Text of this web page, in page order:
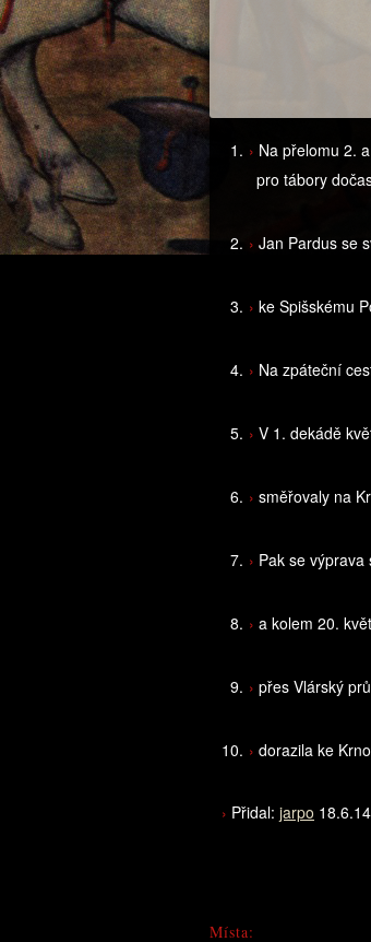
Na přelomu 2.
pro tábory
Jan Pardus se
ke Spišskému
Na zpáteční
V 1. dekádě
směřovaly na
Pak se výprava
a kolem 20.
přes Vlárský
dorazila ke
Přidal: jarpo 18.6.14
Místa: